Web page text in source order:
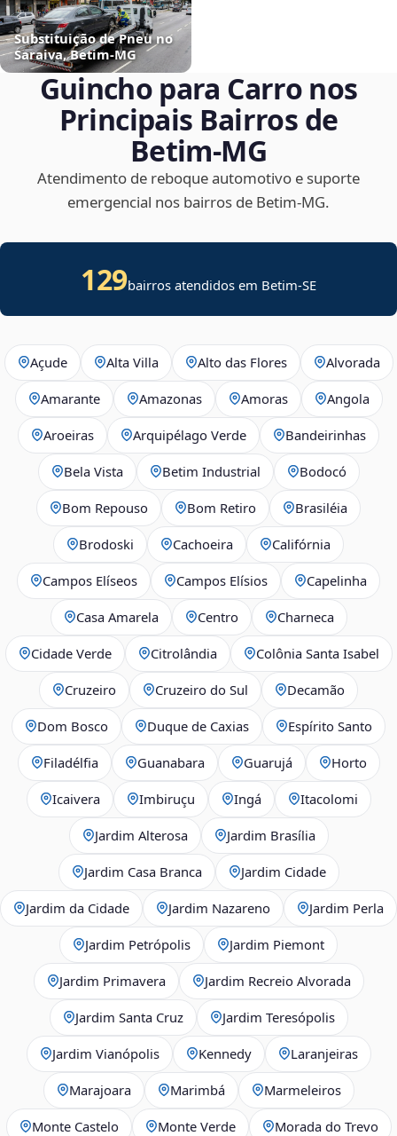
Substituição de Pneu no
Saraiva, Betim‑MG
Guincho para Carro nos
Principais Bairros de
Betim‑MG
Atendimento de reboque automotivo e suporte
emergencial nos bairros de Betim‑MG.
129bairros atendidos em Betim-SE
Açude Alta Villa Alto das Flores Alvorada
Amarante Amazonas Amoras Angola
Aroeiras Arquipélago Verde Bandeirinhas
Bela Vista Betim Industrial Bodocó
Bom Repouso Bom Retiro Brasiléia
Brodoski Cachoeira Califórnia
Campos Elíseos Campos Elísios Capelinha
Casa Amarela Centro Charneca
Cidade Verde Citrolândia Colônia Santa Isabel
Cruzeiro Cruzeiro do Sul Decamão
Dom Bosco Duque de Caxias Espírito Santo
Filadélfia Guanabara Guarujá Horto
Icaivera Imbiruçu Ingá Itacolomi
Jardim Alterosa Jardim Brasília
Jardim Casa Branca Jardim Cidade
Jardim da Cidade Jardim Nazareno Jardim Perla
Jardim Petrópolis Jardim Piemont
Jardim Primavera Jardim Recreio Alvorada
Jardim Santa Cruz Jardim Teresópolis
Jardim Vianópolis Kennedy Laranjeiras
Marajoara Marimbá Marmeleiros
Monte Castelo Monte Verde Morada do Trevo